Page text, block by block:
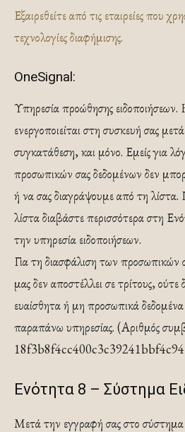
Εξαιρεθείτε από τις εταιρείες που
τεχνολογίες διαφήμισης.
OneSignal:
Υπηρεσία προώθησης
ενεργοποιείται στη συσκευή σας
συγκατάθεση, και μόνο. Εμείς για
προσωπικών σας δεδομένων δεν
ή να σας διαγράψουμε από τη λίστα.
λίστα διαβάστε περισσότερα στη
την υπηρεσία ειδοποιήσεων.
Για τη διασφάλιση των προσωπικών
μας δεν αποστέλλει σε τρίτους, ούτε
ευαίσθητα ή μη προσωπικά
παραπάνω υπηρεσίας. (Αριθμός
Ενότητα 8 – Σύστημα
Μετά την εγγραφή σας στο σύστημα